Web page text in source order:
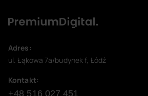
Adres:
ul. Łąkowa 7a/budynek f, Łódź
Kontakt:
+48 516 027 451